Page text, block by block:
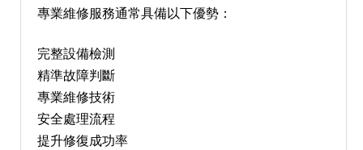
專業維修服務通常具備以下優勢：
完整設備檢測
精準故障判斷
專業維修技術
安全處理流程
提升修復成功率